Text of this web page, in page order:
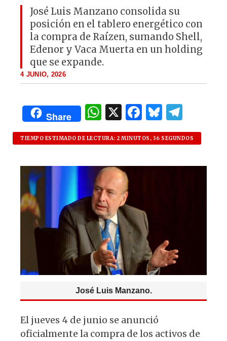
José Luis Manzano consolida su
posición en el tablero energético con
la compra de Raízen, sumando Shell,
Edenor y Vaca Muerta en un holding
que se expande.
4 JUNIO, 2026
Share
W
h
at
s
A
p
p
X F
a
c
e
o
k
B
lu
es
k
el
e
g
TIEMPO ESTIMADO DE LECTURA: 2 MINUTOS, 36 SEGUNDOS
José Luis Manzano.
El jueves 4 de junio se anunció
oficialmente la compra de los activos de